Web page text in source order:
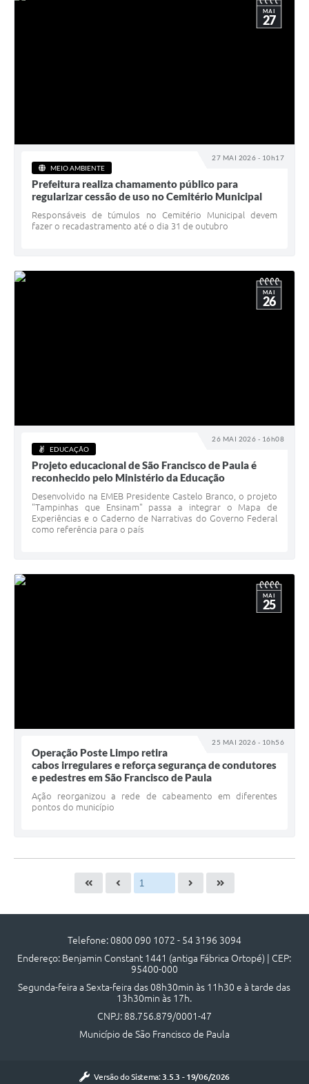
27 MAI 2026 - 10h17
MAI
27
MEIO AMBIENTE
Prefeitura realiza chamamento público para
regularizar cessão de uso no Cemitério Municipal
Responsáveis de túmulos no Cemitério Municipal devem
fazer o recadastramento até o dia 31 de outubro
26 MAI 2026 - 16h08
MAI
26
EDUCAÇÃO
Projeto educacional de São Francisco de Paula é
reconhecido pelo Ministério da Educação
Desenvolvido na EMEB Presidente Castelo Branco, o projeto
"Tampinhas que Ensinam" passa a integrar o Mapa de
Experiências e o Caderno de Narrativas do Governo Federal
como referência para o país
25 MAI 2026 - 10h56
MAI
25
Operação Poste Limpo retira
cabos irregulares e reforça segurança de condutores
e pedestres em São Francisco de Paula
Ação reorganizou a rede de cabeamento em diferentes
pontos do município
Telefone: 0800 090 1072 - 54 3196 3094
Endereço: Benjamin Constant 1441 (antiga Fábrica Ortopé) | CEP:
95400-000
Segunda-feira a Sexta-feira das 08h30min às 11h30 e à tarde das
13h30min às 17h.
CNPJ: 88.756.879/0001-47
Município de São Francisco de Paula
Versão do Sistema: 3.5.3 - 19/06/2026